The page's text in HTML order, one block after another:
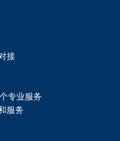
接
专业服务
服务